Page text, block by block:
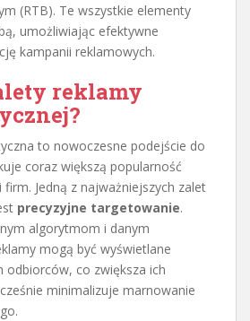
(RTB). Te wszystkie elementy
umożliwiając efektywne
kampanii reklamowych.
reklamy
to nowoczesne podejście do
coraz większą popularność
Jedną z najważniejszych zalet
precyzyjne targetowanie.
algorytmom i danym
mogą być wyświetlane
odbiorców, co zwiększa ich
minimalizuje marnowanie